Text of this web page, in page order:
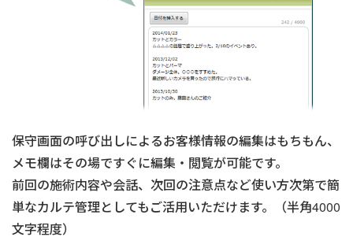
保守画面の呼び出しによるお客様情報の編集はもちもん、
メモ欄はその場ですぐに編集・閲覧が可能です。
前回の施術内容や会話、次回の注意点など使い方次第で簡
単なカルテ管理としてもご活用いただけます。（半角4000
文字程度）